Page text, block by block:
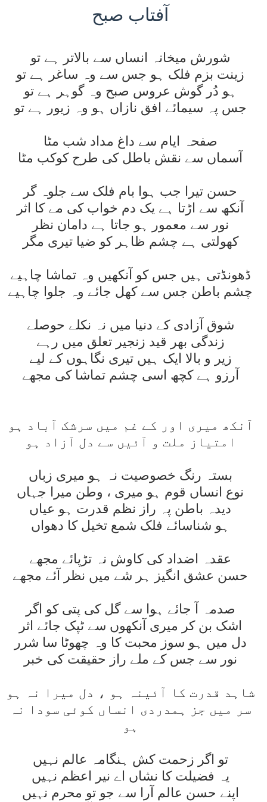
آفتاب صبح
شورش ميخانہ انساں سے بالاتر ہے تو
زينت بزم فلک ہو جس سے وہ ساغر ہے تو
ہو دُر گوش عروس صبح وہ گوہر ہے تو
جس پہ سيمائے افق نازاں ہو وہ زيور ہے تو
صفحہ ايام سے داغ مداد شب مٹا
آسماں سے نقش باطل کی طرح کوکب مٹا
حسن تيرا جب ہوا بام فلک سے جلوہ گر
آنکھ سے اڑتا ہے يک دم خواب کی مے کا اثر
نور سے معمور ہو جاتا ہے دامان نظر
کھولتی ہے چشم ظاہر کو ضيا تيری مگر
ڈھونڈتی ہيں جس کو آنکھيں وہ تماشا چاہيے
چشم باطن جس سے کھل جائے وہ جلوا چاہيے
شوق آزادی کے دنيا ميں نہ نکلے حوصلے
زندگی بھر قيد زنجير تعلق ميں رہے
زير و بالا ايک ہيں تيری نگاہوں کے ليے
آرزو ہے کچھ اسی چشم تماشا کی مجھے
آنکھ ميری اور کے غم ميں سرشک آباد ہو
امتياز ملت و آئيں سے دل آزاد ہو
بستہ رنگ خصوصيت نہ ہو ميری زباں
نوع انساں قوم ہو ميری ، وطن ميرا جہاں
ديدہ باطن پہ راز نظم قدرت ہو عياں
ہو شناسائے فلک شمع تخيل کا دھواں
عقدہ اضداد کی کاوش نہ تڑپائے مجھے
حسن عشق انگيز ہر شے ميں نظر آئے مجھے
صدمہ آ جائے ہوا سے گل کی پتی کو اگر
اشک بن کر ميری آنکھوں سے ٹپک جائے اثر
دل ميں ہو سوز محبت کا وہ چھوٹا سا شرر
نور سے جس کے ملے راز حقيقت کی خبر
شاہد قدرت کا آئينہ ہو ، دل ميرا نہ ہو
سر ميں جز ہمدردی انساں کوئی سودا نہ
ہو
تو اگر زحمت کش ہنگامہ عالم نہيں
يہ فضيلت کا نشاں اے نير اعظم نہيں
اپنے حسن عالم آرا سے جو تو محرم نہيں